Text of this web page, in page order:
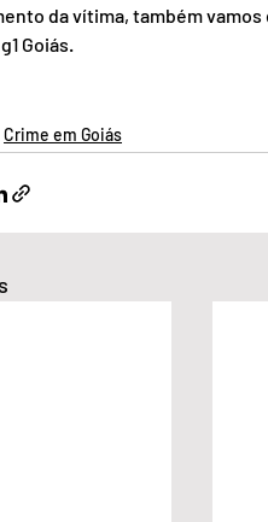
da vítima, também
Goiás.
Crime em Goiás